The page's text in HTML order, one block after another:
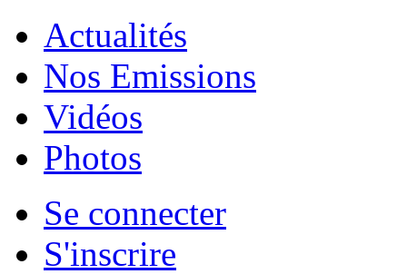
Actualités
Nos Emissions
Vidéos
Photos
Se connecter
S'inscrire